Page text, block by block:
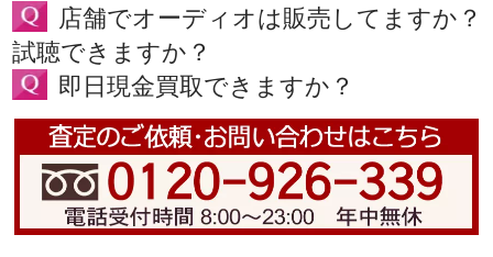
店舗でオーディオは販売してますか？
試聴できますか？
即日現金買取できますか？